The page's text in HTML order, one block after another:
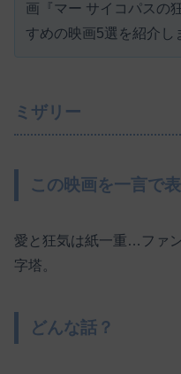
画『マー サイコパスの
すめの映画5選を紹介し
ミザリー
この映画を一言で
愛と狂気は紙一重…ファ
字塔。
どんな話？